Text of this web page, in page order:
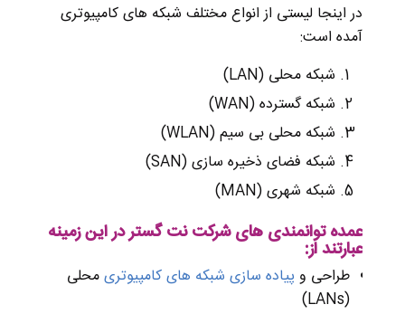
در اینجا لیستی از انواع مختلف شبکه های کامپیوتری
آمده است:
شبکه محلی (LAN)
شبکه گسترده (WAN)
شبکه محلی بی سیم (WLAN)
شبکه فضای ذخیره سازی (SAN)
شبکه شهری (MAN)
عمده توانمندی های شرکت نت گستر در این زمینه
عبارتند از:
طراحی و پیاده سازی شبکه های کامپیوتریمحلی
(LANs)